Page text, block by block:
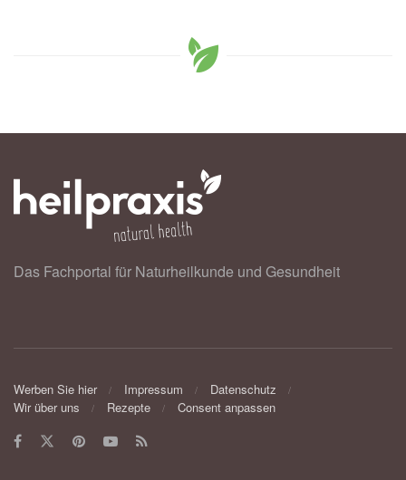
Das Fachportal für Naturheilkunde und Gesundheit
Werben Sie hier Impressum
Datenschutz
Wir über uns
Rezepte Consent anpassen